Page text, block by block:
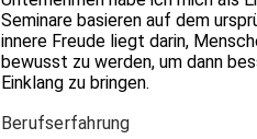
Seminare basieren auf dem
innere Freude liegt darin,
bewusst zu werden, um dann
Einklang zu bringen.
Berufserfahrung